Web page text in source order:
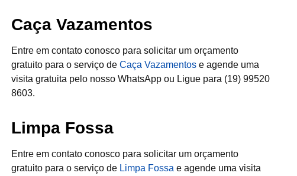
Caça Vazamentos
Entre em contato conosco para solicitar um orçamento
gratuito para o serviço deCaça Vazamentos e agende uma
visita gratuita pelo nosso WhatsApp ou Ligue para (19) 99520
8603.
Limpa Fossa
Entre em contato conosco para solicitar um orçamento
gratuito para o serviço de Limpa Fossa e agende uma visita